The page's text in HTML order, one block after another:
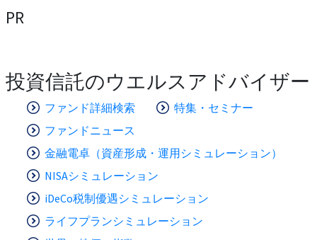
PR
投資信託のウエルスアドバイザー
ファンド詳細検索
特集・セミナー
ファンドニュース
金融電卓（資産形成・運用シミュレーション）
NISAシミュレーション
iDeCo税制優遇シミュレーション
ライフプランシミュレーション